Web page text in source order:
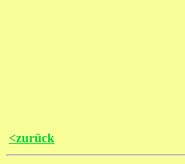
<zurück